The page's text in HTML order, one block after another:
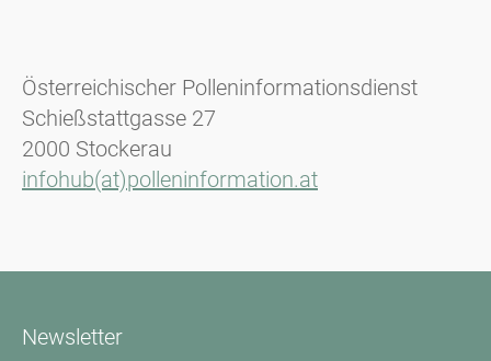
Österreichischer Polleninformationsdienst
Schießstattgasse 27
2000 Stockerau
infohub(at)polleninformation.at
Newsletter